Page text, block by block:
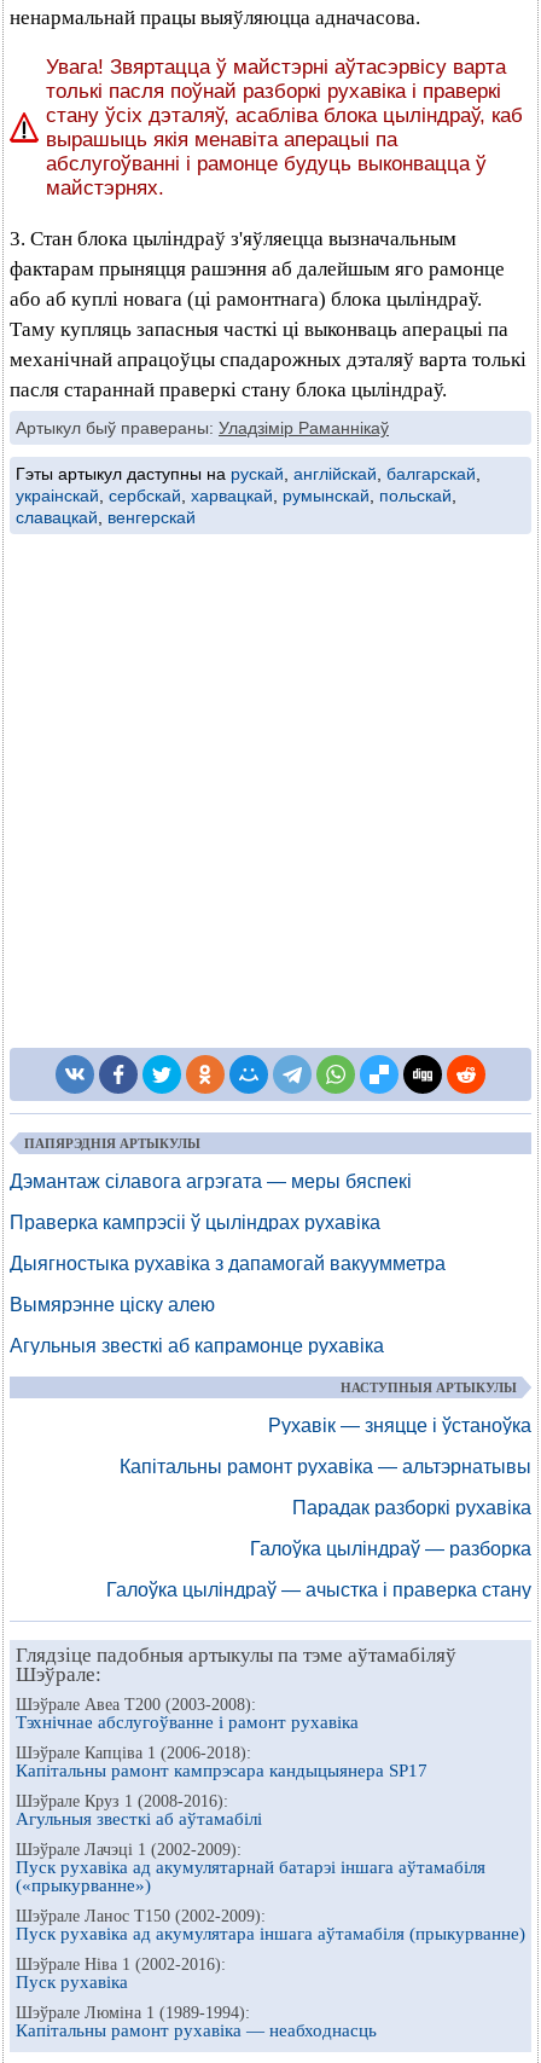
ненармальнай працы выяўляюцца адначасова.
Увага! Звяртацца ў майстэрні аўтасэрвісу варта
толькі пасля поўнай разборкі рухавіка і праверкі
стану ўсіх дэталяў, асабліва блока цыліндраў, каб
вырашыць якія менавіта аперацыі па
абслугоўванні і рамонце будуць выконвацца ў
майстэрнях.
3. Стан блока цыліндраў з'яўляецца вызначальным
фактарам прыняцця рашэння аб далейшым яго рамонце
або аб куплі новага (ці рамонтнага) блока цыліндраў.
Таму купляць запасныя часткі ці выконваць аперацыі па
механічнай апрацоўцы спадарожных дэталяў варта толькі
пасля стараннай праверкі стану блока цыліндраў.
Артыкул быў правераны: Уладзімір Раманнікаў
Гэты артыкул даступны на рускай англійскай балгарскай
украінскай сербскай харвацкай румынскай польскай
славацкай
венгерскай
ПАПЯРЭДНІЯ АРТЫКУЛЫ
Дэмантаж сілавога агрэгата — меры бяспекі
Праверка кампрэсіі ў цыліндрах рухавіка
Дыягностыка рухавіка з дапамогай вакуумметра
Вымярэнне ціску алею
Агульныя звесткі аб капрамонце рухавіка
НАСТУПНЫЯ АРТЫКУЛЫ
Рухавік — зняцце і ўстаноўка
Капітальны рамонт рухавіка — альтэрнатывы
Парадак разборкі рухавіка
Галоўка цыліндраў — разборка
Галоўка цыліндраў — ачыстка і праверка стану
Глядзіце падобныя артыкулы па тэме аўтамабіляў
Шэўрале:
Шэўрале Авеа Т200 (2003-2008):
Тэхнічнае абслугоўванне і рамонт рухавіка
Шэўрале Капціва 1 (2006-2018):
Капітальны рамонт кампрэсара кандыцыянера SP17
Шэўрале Круз 1 (2008-2016):
Агульныя звесткі аб аўтамабілі
Шэўрале Лачэці 1 (2002-2009):
Пуск рухавіка ад акумулятарнай батарэі іншага аўтамабіля
(«прыкурванне»)
Шэўрале Ланос Т150 (2002-2009):
Пуск рухавіка ад акумулятара іншага аўтамабіля (прыкурванне)
Шэўрале Ніва 1 (2002-2016):
Пуск рухавіка
Шэўрале Люміна 1 (1989-1994):
Капітальны рамонт рухавіка — неабходнасць